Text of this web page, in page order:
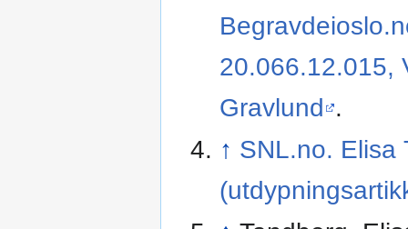
20.066.12.015,
Gravlund .
↑ SNL.no. Elisa